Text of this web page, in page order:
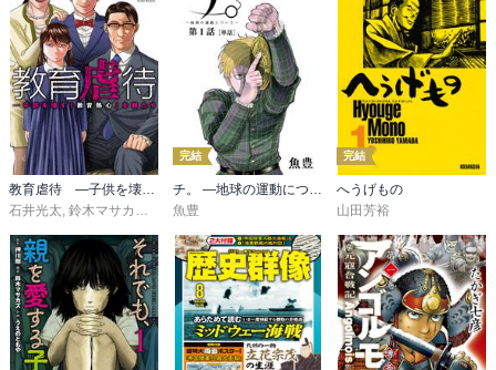
教育虐待 ―子供を壊す「教育熱心」な親たち
石井光太, 鈴木マサカズ ワダユウキ
完結
チ。 ―地球の運動について―【単話】
魚豊
完結
へうげもの
山田芳裕